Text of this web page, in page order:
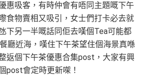
惠吸客，有時仲會有唔同主題嘅下午
食物賣相又吸引，女士們打卡必去就
下另一半嘅話同佢去嘆個Tea可能都
廳近海，嘆住下午茶望住個海景真喺
返個下午茶優惠合集post，大家有興
post會定時更新㗎！